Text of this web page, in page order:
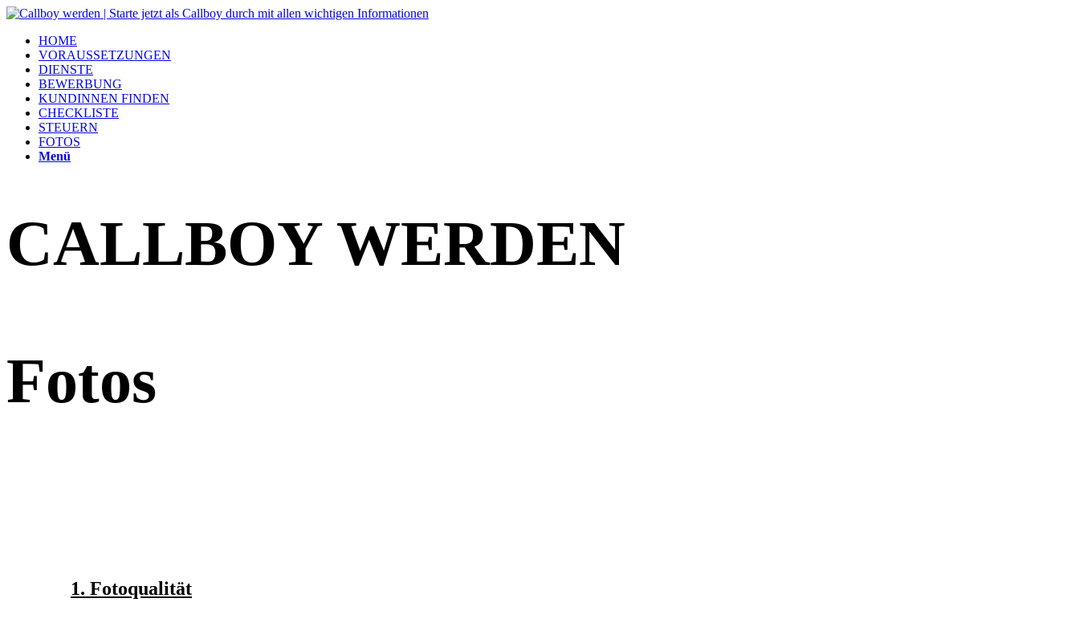
HOME
VORAUSSETZUNGEN
DIENSTE
BEWERBUNG
KUNDINNEN FINDEN
CHECKLISTE
STEUERN
FOTOS
Menü
CALLBOY WERDEN
Fotos
1. Fotoqualität